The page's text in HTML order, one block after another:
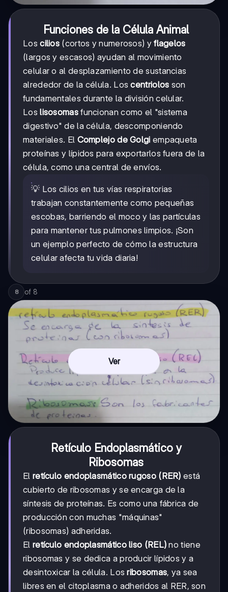
Funciones de la Célula Animal
Loscilios (cortos y numerosos) yflagelos
(largos y escasos) ayudan al movimiento
celular o al desplazamiento de sustancias
alrededor de la célula. Loscentriolos son
fundamentales durante la división celular.
Loslisosomasfuncionan como el "sistema
digestivo" de la célula, descomponiendo
materiales. El Complejo de Golgi empaqueta
proteínas y lípidos para exportarlos fuera de la
célula, como una central de envíos.
💡 Los cilios en tus vías respiratorias
trabajan constantemente como pequeñas
escobas, barriendo el moco y las partículas
para mantener tus pulmones limpios. ¡Son
un ejemplo perfecto de cómo la estructura
celular afecta tu vida diaria!
8 of 8
Ver
Retículo Endoplasmático y
Ribosomas
El retículo endoplasmático rugoso (RER) está
cubierto de ribosomas y se encarga de la
síntesis de proteínas. Es como una fábrica de
producción con muchas "máquinas"
(ribosomas) adheridas.
El retículo endoplasmático liso (REL) no tiene
ribosomas y se dedica a producir lípidos y a
desintoxicar la célula. Losribosomas, ya sea
libres en el citoplasma o adheridos al RER, son